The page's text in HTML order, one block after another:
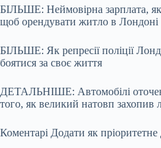
БІЛЬШЕ: Неймовірна зарплата,
щоб орендувати житло в Лондоні
БІЛЬШЕ: Як репресії поліції
боятися за своє життя
ДЕТАЛЬНІШЕ: Автомобілі
того, як великий натовп захопив
Коментарі Додати як